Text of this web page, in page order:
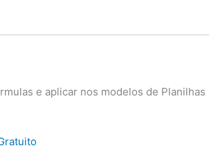
e aplicar nos modelos de Planilhas